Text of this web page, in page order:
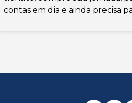
contas em dia e ainda precisa